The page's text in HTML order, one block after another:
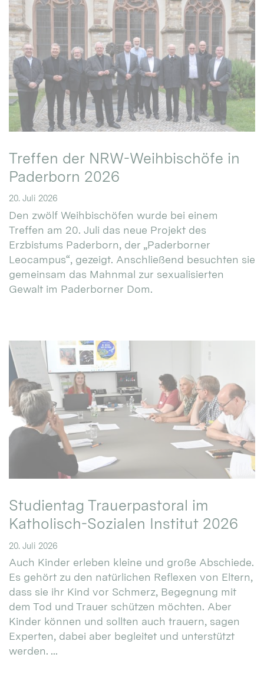
Treffen der NRW-Weihbischöfe in
Paderborn 2026
20. Juli 2026
Den zwölf Weihbischöfen wurde bei einem
Treffen am 20. Juli das neue Projekt des
Erzbistums Paderborn, der „Paderborner
Leocampus“, gezeigt. Anschließend besuchten sie
gemeinsam das Mahnmal zur sexualisierten
Gewalt im Paderborner Dom.
Studientag Trauerpastoral im
Katholisch-Sozialen Institut 2026
20. Juli 2026
Auch Kinder erleben kleine und große Abschiede.
Es gehört zu den natürlichen Reflexen von Eltern,
dass sie ihr Kind vor Schmerz, Begegnung mit
dem Tod und Trauer schützen möchten. Aber
Kinder können und sollten auch trauern, sagen
Experten, dabei aber begleitet und unterstützt
werden. ...